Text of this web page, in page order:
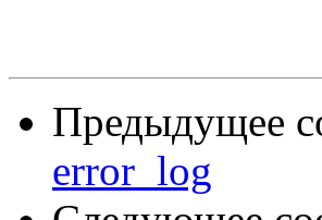
Предыдущее
error_log